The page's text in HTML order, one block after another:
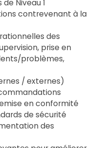
Niveau 1
contrevenant à la
des
prise en
problèmes,
/ externes)
en conformité
de sécurité
des